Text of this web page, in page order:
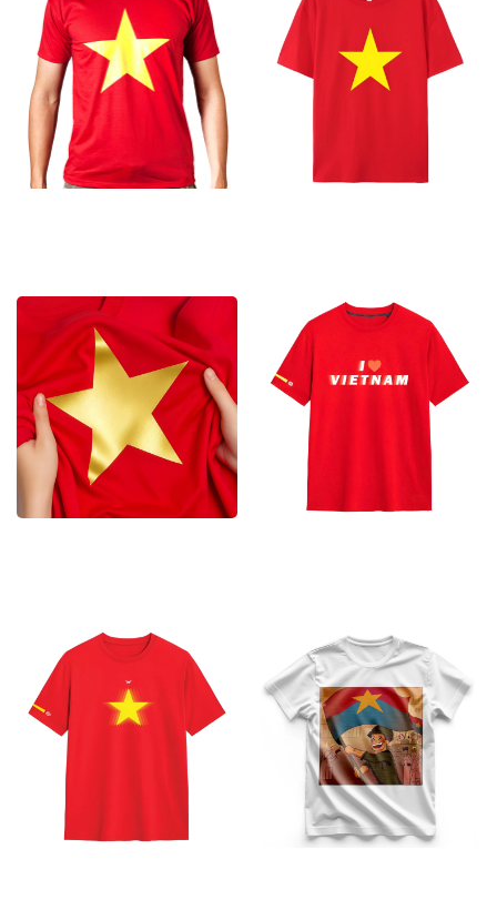
01
Áo Cờ Đỏ Sao Vàng TB –
03
Áo Cờ Đỏ Sao Vàng TB –
Áo Cờ Đỏ Sao Vàng TB –
Áo Việt Nam Họa Tiết TB –
01